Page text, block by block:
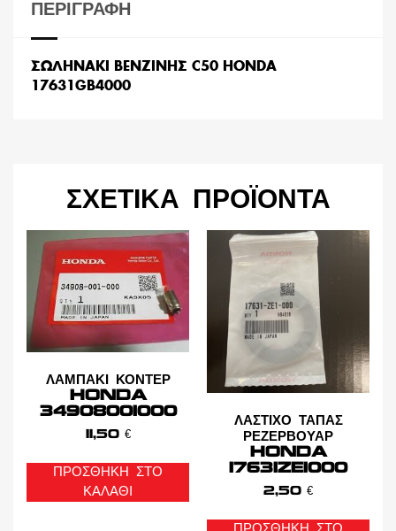
ΠΕΡΙΓΡΑΦΉ
ΣΩΛΗΝΑΚΙ ΒΕΝΖΙΝΗΣ C50 HONDA
17631GB4000
ΣΧΕΤΙΚΆ ΠΡΟΪΌΝΤΑ
ΛΑΜΠΑΚΙ ΚΟΝΤΕΡ
HONDA
34908001000
11,50 €
ΠΡΟΣΘΉΚΗ ΣΤΟ
ΚΑΛΆΘΙ
ΛΑΣΤΙΧΟ ΤΑΠΑΣ
ΡΕΖΕΡΒΟΥΑΡ
HONDA
17631ZE1000
2,50 €